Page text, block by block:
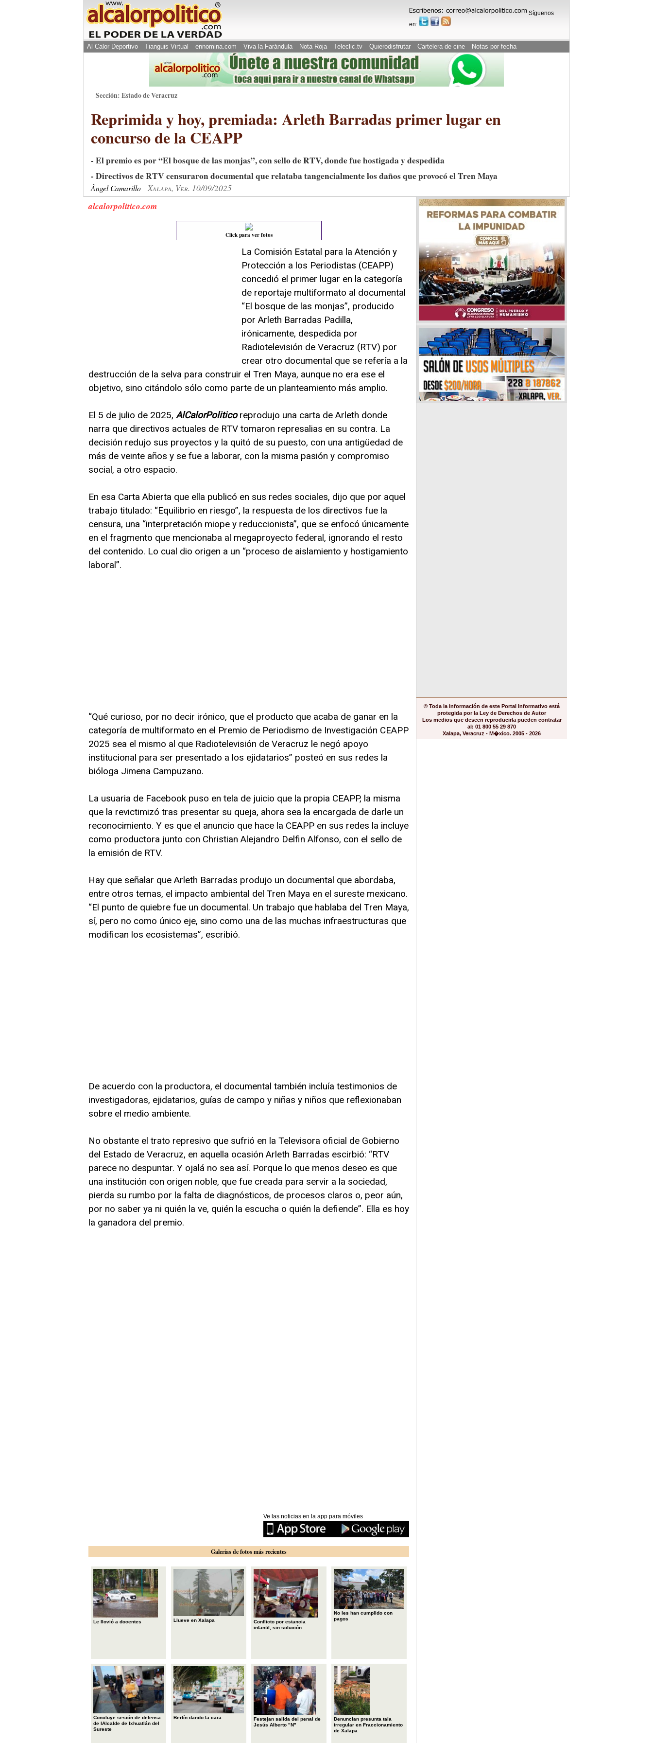
Síguenos
en:
Al Calor Deportivo Tianguis Virtual ennomina.com Viva la Farándula Nota Roja Teleclic.tv Quierodisfrutar Cartelera de cine Notas por fecha
Sección: Estado de Veracruz
Reprimida y hoy, premiada: Arleth Barradas primer lugar en
concurso de la CEAPP
- El premio es por “El bosque de las monjas”, con sello de RTV, donde fue hostigada y despedida
- Directivos de RTV censuraron documental que relataba tangencialmente los daños que provocó el Tren Maya
Ãngel Camarillo Xalapa, Ver. 10/09/2025
alcalorpolitico.com
Click para ver fotos
La Comisión Estatal para la Atención y
Protección a los Periodistas (CEAPP)
concedió el primer lugar en la categoría
de reportaje multiformato al documental
“El bosque de las monjas”, producido
por Arleth Barradas Padilla,
irónicamente, despedida por
Radiotelevisión de Veracruz (RTV) por
crear otro documental que se refería a la
destrucción de la selva para construir el Tren Maya, aunque no era ese el
objetivo, sino citándolo sólo como parte de un planteamiento más amplio.
El 5 de julio de 2025, AlCalorPoliticoreprodujo una carta de Arleth donde
narra que directivos actuales de RTV tomaron represalias en su contra. La
decisión redujo sus proyectos y la quitó de su puesto, con una antigüedad de
más de veinte años y se fue a laborar, con la misma pasión y compromiso
social, a otro espacio.
En esa Carta Abierta que ella publicó en sus redes sociales, dijo que por aquel
trabajo titulado: “Equilibrio en riesgo”, la respuesta de los directivos fue la
censura, una “interpretación miope y reduccionista”, que se enfocó únicamente
en el fragmento que mencionaba al megaproyecto federal, ignorando el resto
del contenido. Lo cual dio origen a un “proceso de aislamiento y hostigamiento
laboral”.
“Qué curioso, por no decir irónico, que el producto que acaba de ganar en la
categoría de multiformato en el Premio de Periodismo de Investigación CEAPP
2025 sea el mismo al que Radiotelevisión de Veracruz le negó apoyo
institucional para ser presentado a los ejidatarios” posteó en sus redes la
bióloga Jimena Campuzano.
La usuaria de Facebook puso en tela de juicio que la propia CEAPP, la misma
que la revictimizó tras presentar su queja, ahora sea la encargada de darle un
reconocimiento. Y es que el anuncio que hace la CEAPP en sus redes la incluye
como productora junto con Christian Alejandro Delfin Alfonso, con el sello de
la emisión de RTV.
Hay que señalar que Arleth Barradas produjo un documental que abordaba,
entre otros temas, el impacto ambiental del Tren Maya en el sureste mexicano.
“El punto de quiebre fue un documental. Un trabajo que hablaba del Tren Maya,
sí, pero no como único eje, sino como una de las muchas infraestructuras que
modifican los ecosistemas”, escribió.
De acuerdo con la productora, el documental también incluía testimonios de
investigadoras, ejidatarios, guías de campo y niñas y niños que reflexionaban
sobre el medio ambiente.
No obstante el trato represivo que sufrió en la Televisora oficial de Gobierno
del Estado de Veracruz, en aquella ocasión Arleth Barradas escirbió: “RTV
parece no despuntar. Y ojalá no sea así. Porque lo que menos deseo es que
una institución con origen noble, que fue creada para servir a la sociedad,
pierda su rumbo por la falta de diagnósticos, de procesos claros o, peor aún,
por no saber ya ni quién la ve, quién la escucha o quién la defiende”. Ella es hoy
la ganadora del premio.
Ve las noticias en la app para móviles
Galerías de fotos más recientes
Le llovió a docentes Llueve en Xalapa
Conflicto por estancia
infantil, sin solución
No les han cumplido con
pagos
Concluye sesión de defensa
de lAlcalde de Ixhuatlán del
Sureste
Bertín dando la cara
Festejan salida del penal de
Jesús Alberto "N"
Denuncian presunta tala
irregular en Fraccionamiento
de Xalapa
© Toda la información de este Portal Informativo está
protegida por la Ley de Derechos de Autor
Los medios que deseen reproducirla pueden contratar
al: 01 800 55 29 870
Xalapa, Veracruz - M�xico. 2005 - 2026